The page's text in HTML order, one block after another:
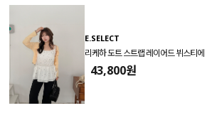
E.SELECT
리케하 도트 스트랩 레이어드 뷔스티에
43,800원